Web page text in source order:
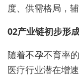
度、供需格局，
02产业链初步形
随着不孕不育率
医疗行业潜在增